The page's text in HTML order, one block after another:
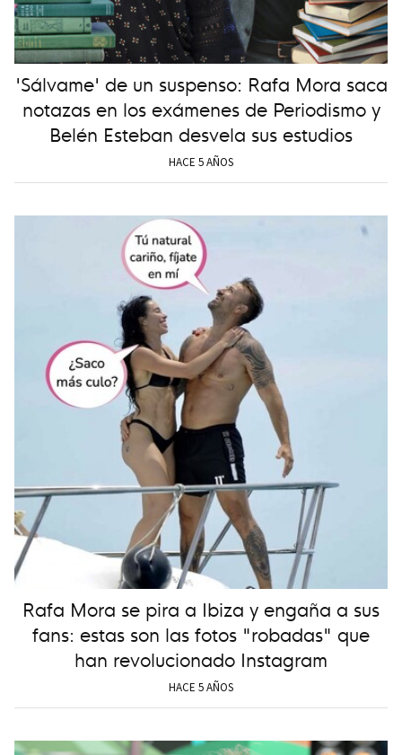
'Sálvame' de un suspenso: Rafa Mora saca
notazas en los exámenes de Periodismo y
Belén Esteban desvela sus estudios
HACE 5 AÑOS
Rafa Mora se pira a Ibiza y engaña a sus
fans: estas son las fotos "robadas" que
han revolucionado Instagram
HACE 5 AÑOS